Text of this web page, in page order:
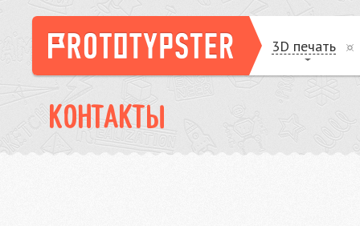
3D печать
КОНТАКТЫ